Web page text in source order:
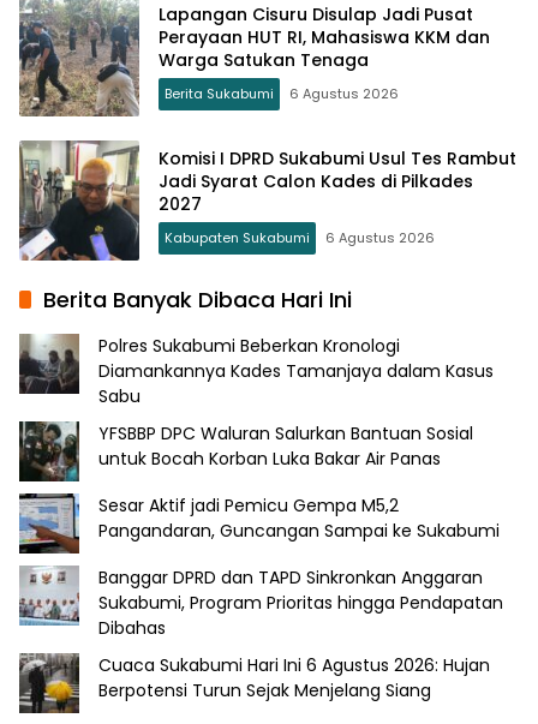
Lapangan Cisuru Disulap Jadi Pusat
Perayaan HUT RI, Mahasiswa KKM dan
Warga Satukan Tenaga
Berita Sukabumi 6 Agustus 2026
Komisi I DPRD Sukabumi Usul Tes Rambut
Jadi Syarat Calon Kades di Pilkades
2027
Kabupaten Sukabumi 6 Agustus 2026
Berita Banyak Dibaca Hari Ini
Polres Sukabumi Beberkan Kronologi
Diamankannya Kades Tamanjaya dalam Kasus
Sabu
YFSBBP DPC Waluran Salurkan Bantuan Sosial
untuk Bocah Korban Luka Bakar Air Panas
Sesar Aktif jadi Pemicu Gempa M5,2
Pangandaran, Guncangan Sampai ke Sukabumi
Banggar DPRD dan TAPD Sinkronkan Anggaran
Sukabumi, Program Prioritas hingga Pendapatan
Dibahas
Cuaca Sukabumi Hari Ini 6 Agustus 2026: Hujan
Berpotensi Turun Sejak Menjelang Siang